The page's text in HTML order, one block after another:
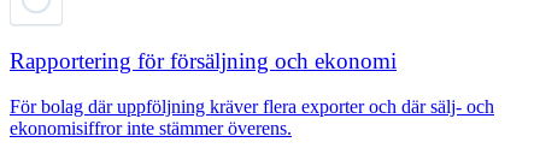
Rapportering för försäljning och ekonomi
För bolag där uppföljning kräver flera exporter och där sälj- och
ekonomisiffror inte stämmer överens.